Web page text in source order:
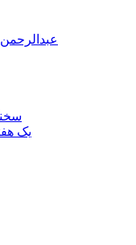
یک